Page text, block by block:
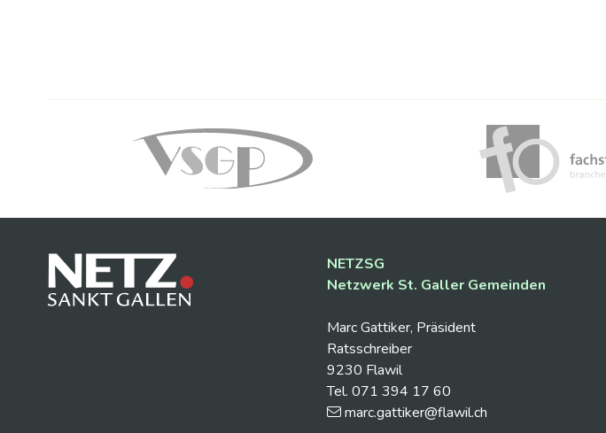
NETZSG
Netzwerk St. Galler Gemeinden
Marc Gattiker, Präsident
Ratsschreiber
9230 Flawil
Tel. 071 394 17 60
marc.gattiker@flawil.ch